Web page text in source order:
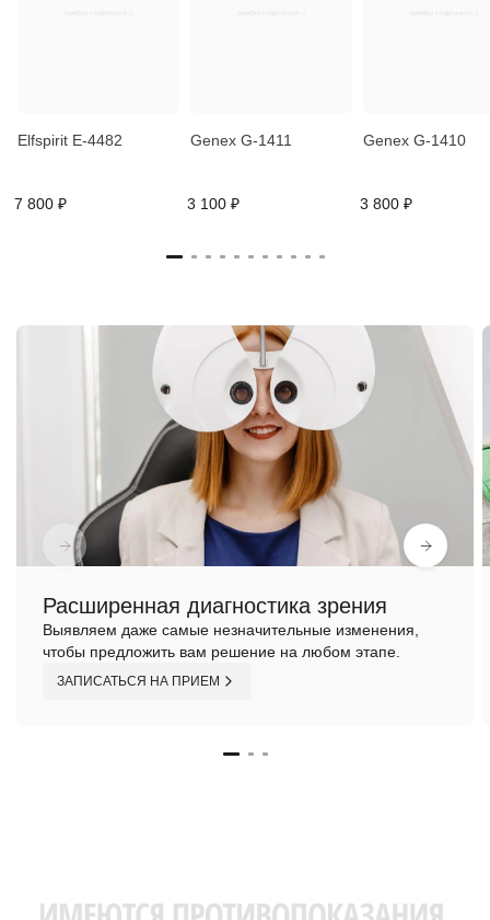
Elfspirit E-4482
7 800 ₽
Genex G-1411
3 100 ₽
Genex G-1410
3 800 ₽
Расширенная диагностика зрения
Выявляем даже самые незначительные изменения,
чтобы предложить вам решение на любом этапе.
ЗАПИСАТЬСЯ НА ПРИЕМ